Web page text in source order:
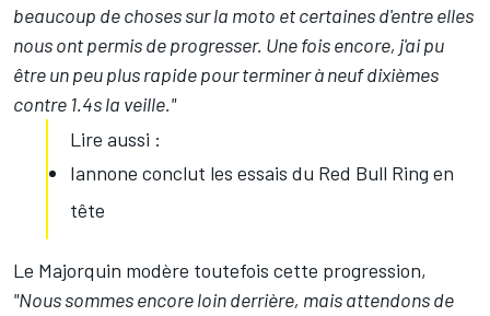
beaucoup de choses sur la moto et certaines d'entre elles
nous ont permis de progresser. Une fois encore, j'ai pu
être un peu plus rapide pour terminer à neuf dixièmes
contre 1.4s la veille."
Lire aussi :
Iannone conclut les essais du Red Bull Ring en
tête
Le Majorquin modère toutefois cette progression,
"Nous sommes encore loin derrière, mais attendons de